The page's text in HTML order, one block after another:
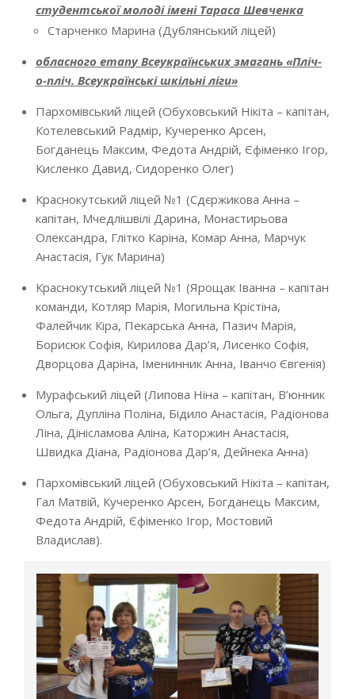
студентської молоді імені Тараса Шевченка
Старченко Марина (Дублянський ліцей)
обласного етапу Всеукраїнських змагань «Пліч-
о-пліч. Всеукраїнські шкільні ліги»
Пархомівський ліцей (Обуховський Нікіта – капітан,
Котелевський Радмір, Кучеренко Арсен,
Богданець Максим, Федота Андрій, Єфіменко Ігор,
Кисленко Давид, Сидоренко Олег)
Краснокутський ліцей №1 (Сдєржикова Анна –
капітан, Мчедлішвілі Дарина, Монастирьова
Олександра, Глітко Каріна, Комар Анна, Марчук
Анастасія, Гук Марина)
Краснокутський ліцей №1 (Ярощак Іванна – капітан
команди, Котляр Марія, Могильна Крістіна,
Фалейчик Кіра, Пекарська Анна, Пазич Марія,
Борисюк Софія, Кирилова Дар’я, Лисенко Софія,
Дворцова Даріна, Іменинник Анна, Іванчо Євгенія)
Мурафський ліцей (Липова Ніна – капітан, В’юнник
Ольга, Дупліна Поліна, Бідило Анастасія, Радіонова
Ліна, Дінісламова Аліна, Каторжин Анастасія,
Швидка Діана, Радіонова Дар’я, Дейнека Анна)
Пархомівський ліцей (Обуховський Нікіта – капітан,
Гал Матвій, Кучеренко Арсен, Богданець Максим,
Федота Андрій, Єфіменко Ігор, Мостовий
Владислав).